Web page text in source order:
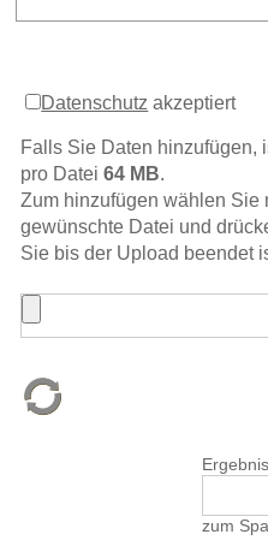
Datenschutz akzeptiert
Falls Sie Daten hinzufügen,
pro Datei 64 MB.
Zum hinzufügen wählen Sie
gewünschte Datei und
Sie bis der Upload beendet
zum